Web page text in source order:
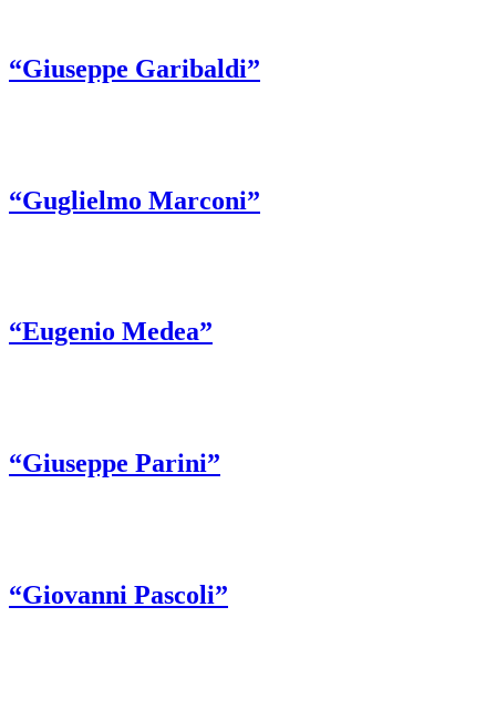
“Giuseppe Garibaldi”
“Guglielmo Marconi”
“Eugenio Medea”
“Giuseppe Parini”
“Giovanni Pascoli”